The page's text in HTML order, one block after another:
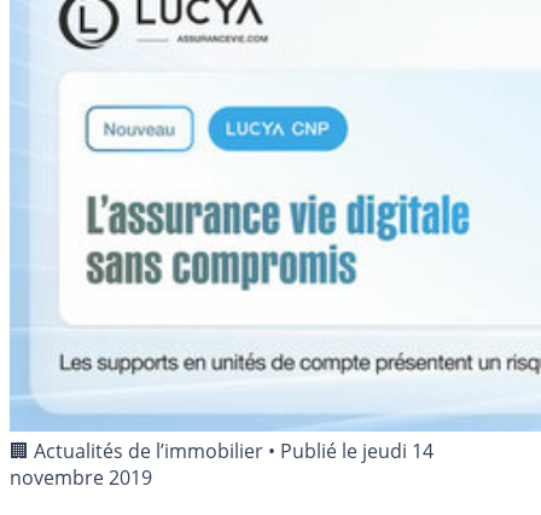
🏢 Actualités de l’immobilier • Publié le jeudi 14
novembre 2019